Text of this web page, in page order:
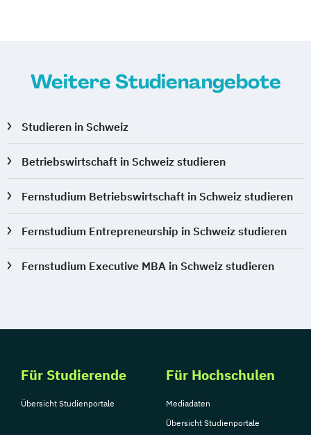
Weitere Studienangebote
Studieren in Schweiz
Betriebswirtschaft in Schweiz studieren
Fernstudium Betriebswirtschaft in Schweiz studieren
Fernstudium Entrepreneurship in Schweiz studieren
Fernstudium Executive MBA in Schweiz studieren
Für Studierende
Übersicht Studienportale
Für Hochschulen
Mediadaten
Übersicht Studienportale